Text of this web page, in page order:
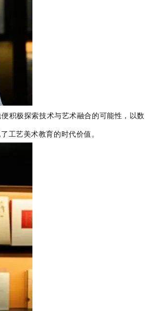
积极探索技术与艺术融合的可能性，以数
工艺美术教育的时代价值。